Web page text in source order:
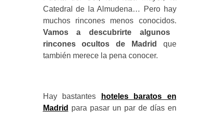
Catedral de la Almudena… Pero hay
muchos rincones menos conocidos.
Vamos a descubrirte algunos
rincones ocultos de Madrid
que
también merece la pena conocer.
Hay bastantes
hoteles baratos en
Madrid para pasar un par de días en